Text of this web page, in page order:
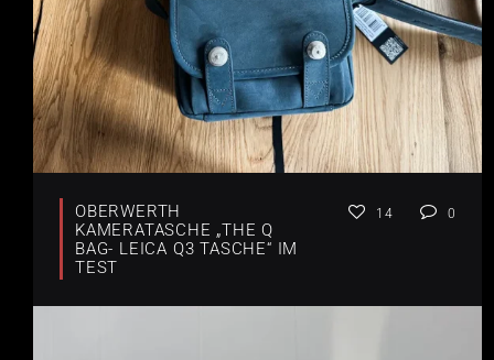
OBERWERTH
KAMERATASCHE „THE Q
BAG- LEICA Q3 TASCHE“ IM
TEST
14 0